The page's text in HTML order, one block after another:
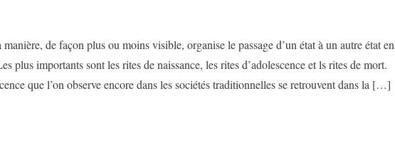
manière, de façon plus ou moins visible, organise le passage d’un état à un autre état en
plus importants sont les rites de naissance, les rites d’adolescence et ls rites de mort.
que l’on observe encore dans les sociétés traditionnelles se retrouvent dans la […]